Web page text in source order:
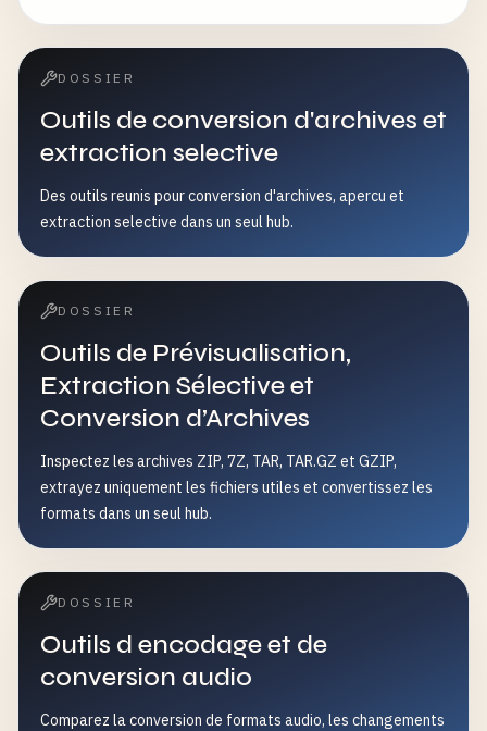
DOSSIER
Outils de conversion d'archives et
extraction selective
Des outils reunis pour conversion d'archives, apercu et
extraction selective dans un seul hub.
DOSSIER
Outils de Prévisualisation,
Extraction Sélective et
Conversion d’Archives
Inspectez les archives ZIP, 7Z, TAR, TAR.GZ et GZIP,
extrayez uniquement les fichiers utiles et convertissez les
formats dans un seul hub.
DOSSIER
Outils d encodage et de
conversion audio
Comparez la conversion de formats audio, les changements